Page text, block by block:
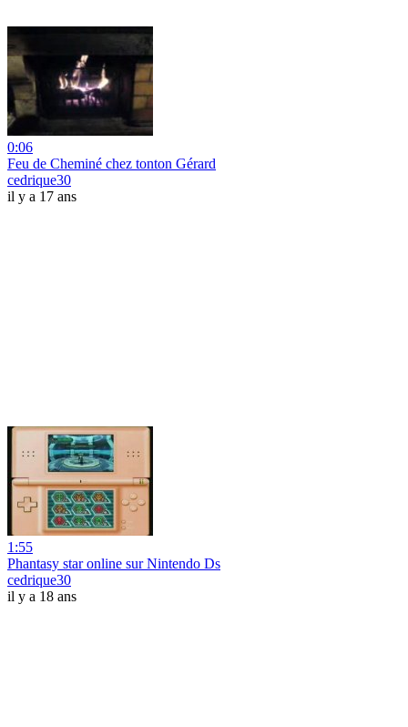
0:06
Feu de Cheminé chez tonton Gérard
cedrique30
il y a 17 ans
1:55
Phantasy star online sur Nintendo Ds
cedrique30
il y a 18 ans